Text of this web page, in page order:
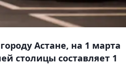
Астане, на 1 марта
столицы составляет 1